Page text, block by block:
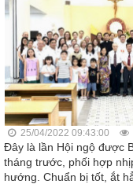
25/04/2022 09:43:00
Đây là lần Hội ngộ được
tháng trước, phối hợp
hướng. Chuẩn bị tốt, ắt